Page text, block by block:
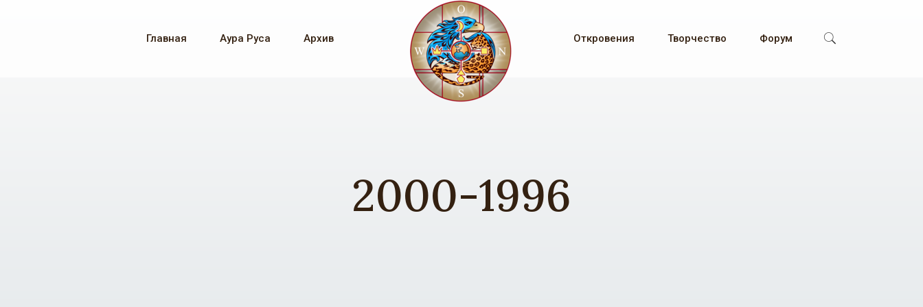
Главная Аура Руса Архив Откровения Творчество Форум
2000-1996